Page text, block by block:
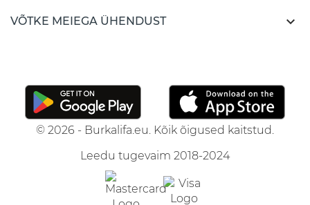
VÕTKE MEIEGA ÜHENDUST 
© 2026 - Burkalifa.eu. Kõik õigused kaitstud.
Leedu tugevaim 2018-2024